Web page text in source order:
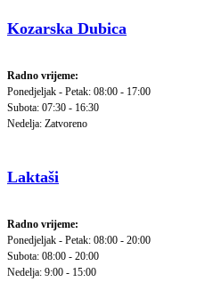
Kozarska Dubica
Radno vrijeme:
Ponedjeljak - Petak: 08:00 - 17:00
Subota: 07:30 - 16:30
Nedelja: Zatvoreno
Laktaši
Radno vrijeme:
Ponedjeljak - Petak: 08:00 - 20:00
Subota: 08:00 - 20:00
Nedelja: 9:00 - 15:00